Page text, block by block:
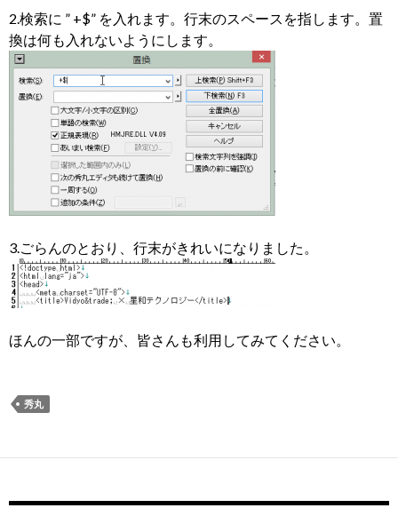
2.検索に ” +$” を入れます。行末のスペースを指します。置
換は何も入れないようにします。
3.ごらんのとおり、行末がきれいになりました。
ほんの一部ですが、皆さんも利用してみてください。
秀丸